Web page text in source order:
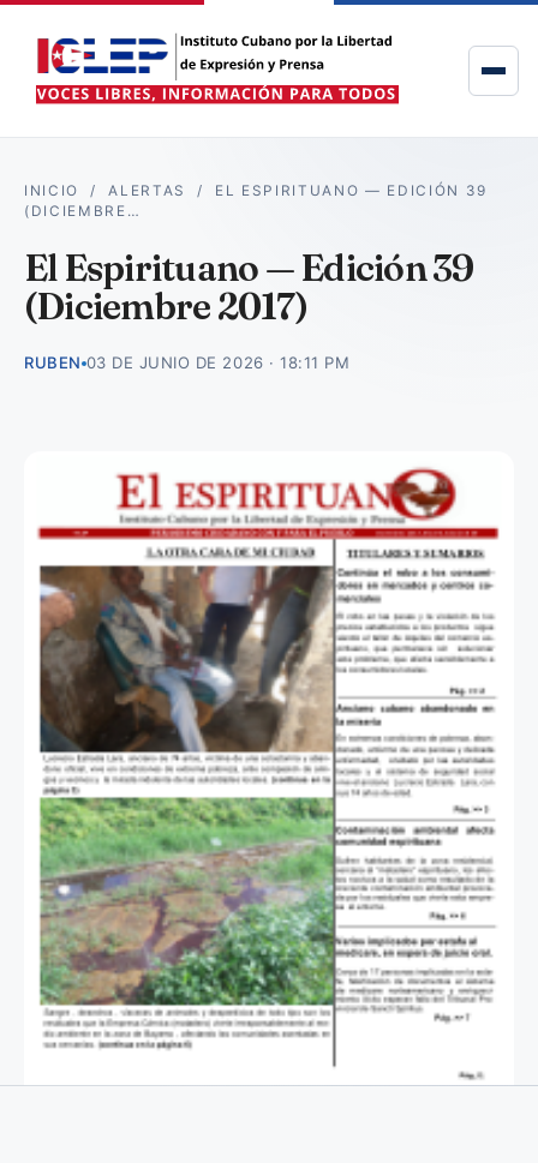
INICIO /ALERTAS / EL ESPIRITUANO — EDICIÓN 39
(DICIEMBRE…
El Espirituano — Edición 39
(Diciembre 2017)
RUBEN 03 DE JUNIO DE 2026 · 18:11 PM